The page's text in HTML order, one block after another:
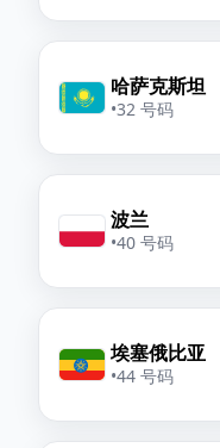
哈萨克斯坦
•32 号码
波兰
•40 号码
埃塞俄比亚
•44 号码